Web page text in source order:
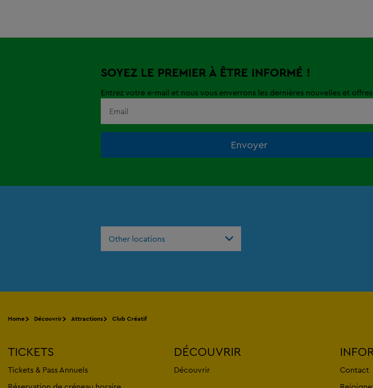
SOYEZ LE PREMIER À ÊTRE INFORMÉ !
Entrez votre e-mail et nous vous enverrons les dernières nouvelles et
Envoyer
Other locations
Home Découvrir Attractions Club Créatif
TICKETS
Tickets & Pass Annuels
DÉCOUVRIR
Découvrir
Contact